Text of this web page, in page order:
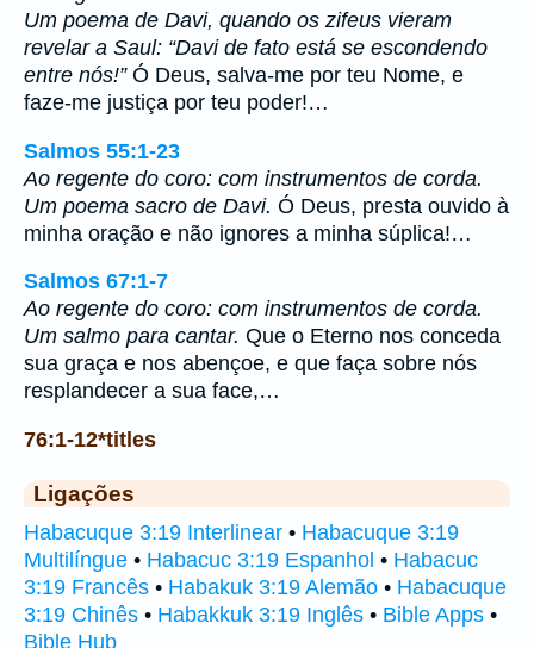
Um poema de Davi, quando os zifeus vieram
revelar a Saul: “Davi de fato está se escondendo
entre nós!”Ó Deus, salva-me por teu Nome, e
faze-me justiça por teu poder!…
Salmos 55:1-23
Ao regente do coro: com instrumentos de corda.
Um poema sacro de Davi. Ó Deus, presta ouvido à
minha oração e não ignores a minha súplica!…
Salmos 67:1-7
Ao regente do coro: com instrumentos de corda.
Um salmo para cantar. Que o Eterno nos conceda
sua graça e nos abençoe, e que faça sobre nós
resplandecer a sua face,…
76:1-12*titles
Ligações
Habacuque 3:19 Interlinear • Habacuque 3:19
Multilíngue • Habacuc 3:19 Espanhol • Habacuc
3:19 Francês • Habakuk 3:19 Alemão • Habacuque
3:19 Chinês • Habakkuk 3:19 Inglês • Bible Apps •
Bible Hub